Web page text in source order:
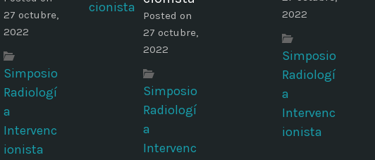
27 octubre,
2022
Simposio
Radiologí
a
Intervenc
ionista
Posted on
27 octubre,
2022
Simposio
Radiologí
a
Intervenc
2022
Simposio
Radiologí
a
Intervenc
ionista